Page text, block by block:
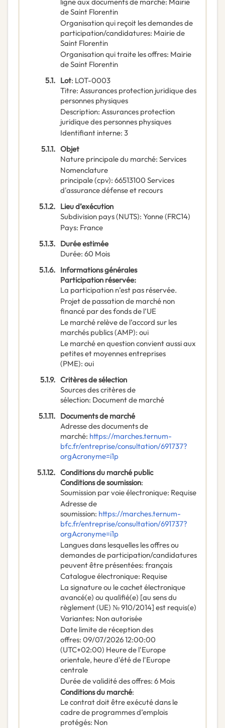
de Saint Florentin
Organisation qui reçoit les demandes de
participation/candidatures: Mairie de
Saint Florentin
Organisation qui traite les offres: Mairie
de Saint Florentin
5.1. Lot: LOT-0003
Titre: Assurances protection juridique des
personnes physiques
Description: Assurances protection
juridique des personnes physiques
Identifiant interne: 3
5.1.1. Objet
Nature principale du marché: Services
Nomenclature
principale(cpv): 66513100 Services
d'assurance défense et recours
5.1.2. Lieu d’exécution
Subdivision pays (NUTS): Yonne(FRC14)
Pays: France
5.1.3. Durée estimée
Durée: 60 Mois
5.1.6. Informations générales
Participation réservée:
La participation n’est pas réservée.
Projet de passation de marché non
financé par des fonds de l’UE
Le marché relève de l’accord sur les
marchés publics (AMP): oui
Le marché en question convient aussi aux
petites et moyennes entreprises
(PME): oui
5.1.9. Critères de sélection
Sources des critères de
sélection: Document de marché
5.1.11. Documents de marché
Adresse des documents de
marché: https://marches.ternum-
bfc.fr/entreprise/consultation/691737?
orgAcronyme=i1p
5.1.12. Conditions du marché public
Conditions de soumission:
Soumission par voie électronique: Requise
Adresse de
soumission: https://marches.ternum-
bfc.fr/entreprise/consultation/691737?
orgAcronyme=i1p
Langues dans lesquelles les offres ou
demandes de participation/candidatures
peuvent être présentées: français
Catalogue électronique: Requise
La signature ou le cachet électronique
avancé(e) ou qualifié(e) [au sens du
règlement (UE) № 910/2014] est requis(e)
Variantes: Non autorisée
Date limite de réception des
offres: 09/07/202612:00:00
(UTC+02:00) Heure de l'Europe
orientale, heure d'été de l'Europe
centrale
Durée de validité des offres: 6 Mois
Conditions du marché:
Le contrat doit être exécuté dans le
cadre de programmes d’emplois
protégés: Non